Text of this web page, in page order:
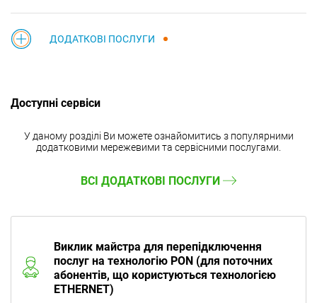
ДОДАТКОВІ ПОСЛУГИ
Доступні сервіси
У даному розділі Ви можете ознайомитись з популярними
додатковими мережевими та сервісними послугами.
ВСІ ДОДАТКОВІ ПОСЛУГИ
Виклик майстра для перепідключення
послуг на технологію PON (для поточних
абонентів, що користуються технологією
ETHERNET)